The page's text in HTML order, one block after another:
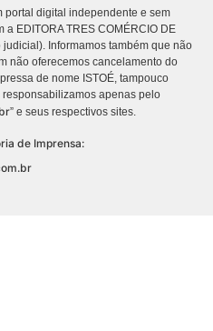
portal digital independente e sem
EDITORA TRES COMÉRCIO DE
judicial). Informamos também que não
não oferecemos cancelamento do
de nome ISTOÉ, tampouco
apenas pelo
” e seus respectivos sites.
de Imprensa: